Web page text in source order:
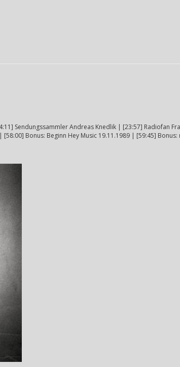
Sendungssammler Andreas Knedlik | [23:57] Radiofan
Bonus: Beginn Hey Music 19.11.1989 | [59:45]